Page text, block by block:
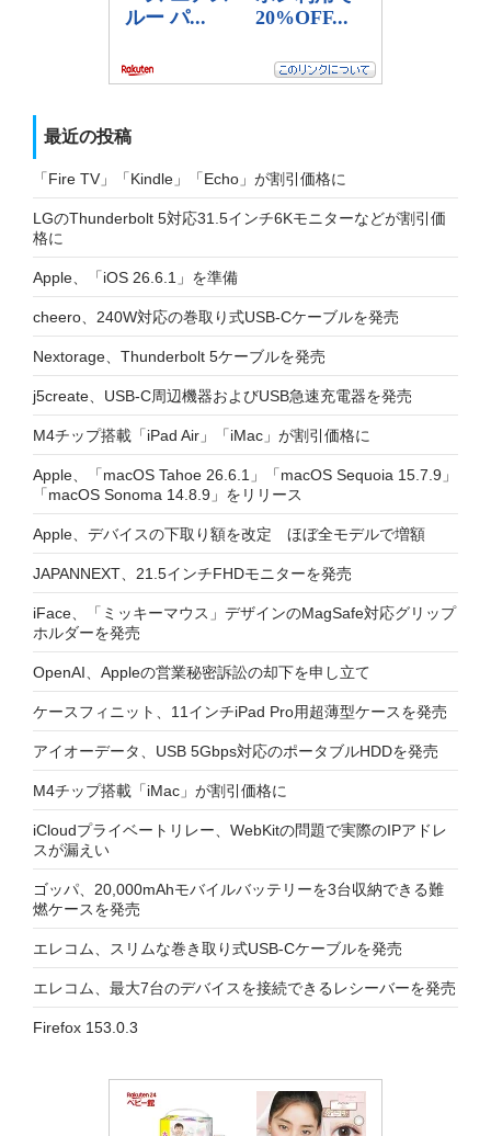
最近の投稿
「Fire TV」「Kindle」「Echo」が割引価格に
LGのThunderbolt 5対応31.5インチ6Kモニターなどが割引価
格に
Apple、「iOS 26.6.1」を準備
cheero、240W対応の巻取り式USB-Cケーブルを発売
Nextorage、Thunderbolt 5ケーブルを発売
j5create、USB-C周辺機器およびUSB急速充電器を発売
M4チップ搭載「iPad Air」「iMac」が割引価格に
Apple、「macOS Tahoe 26.6.1」「macOS Sequoia 15.7.9」
「macOS Sonoma 14.8.9」をリリース
Apple、デバイスの下取り額を改定 ほぼ全モデルで増額
JAPANNEXT、21.5インチFHDモニターを発売
iFace、「ミッキーマウス」デザインのMagSafe対応グリップ
ホルダーを発売
OpenAI、Appleの営業秘密訴訟の却下を申し立て
ケースフィニット、11インチiPad Pro用超薄型ケースを発売
アイオーデータ、USB 5Gbps対応のポータブルHDDを発売
M4チップ搭載「iMac」が割引価格に
iCloudプライベートリレー、WebKitの問題で実際のIPアドレ
スが漏えい
ゴッパ、20,000mAhモバイルバッテリーを3台収納できる難
燃ケースを発売
エレコム、スリムな巻き取り式USB-Cケーブルを発売
エレコム、最大7台のデバイスを接続できるレシーバーを発売
Firefox 153.0.3